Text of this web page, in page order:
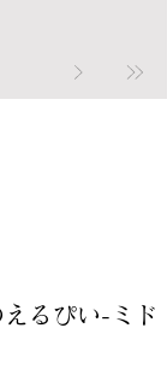
るぴい-ミド